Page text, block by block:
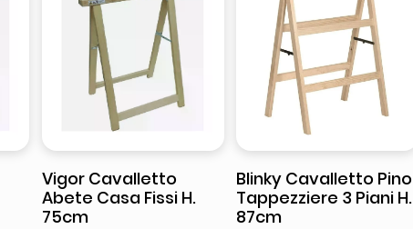
Vigor Cavalletto
Abete Casa Fissi H.
75cm
Blinky Cavalletto Pino
Tappezziere 3 Piani H.
87cm